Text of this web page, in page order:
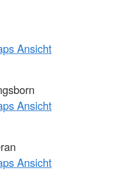
Ansicht
Ansicht
Ansicht